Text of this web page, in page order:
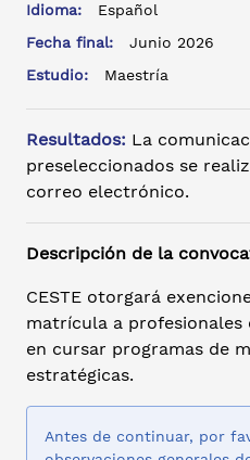
Idioma:
Español
Fecha final:
Junio 2026
Estudio:
Maestría
Resultados: La
preseleccionados se
correo electrónico.
Descripción de la
CESTE otorgará
matrícula a
en cursar programas de
estratégicas.
Antes de continuar, por